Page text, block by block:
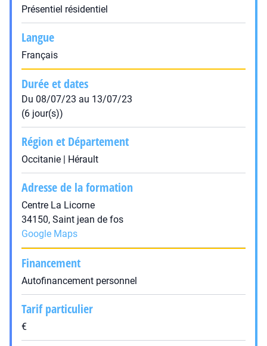
Présentiel résidentiel
Langue
Français
Durée et dates
Du 08/07/23 au 13/07/23
(6 jour(s))
Région et Département
Occitanie | Hérault
Adresse de la formation
Centre La Licorne
34150, Saint jean de fos
Google Maps
Financement
Autofinancement personnel
Tarif particulier
€